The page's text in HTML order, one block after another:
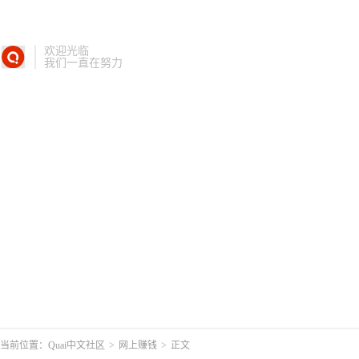
欢迎光临
我们一直在努力
当前位置： Quai中文社区 > 网上赚钱 > 正文